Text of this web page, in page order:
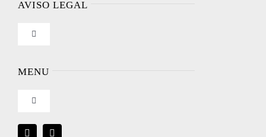
AVISO LEGAL
Toggle
Condiciones de uso
MENU
Toggle